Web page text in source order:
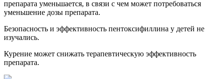
препарата уменьшается, в связи с чем может потребоваться
уменьшение дозы препарата.
Безопасность и эффективность пентоксифиллина у детей не
изучались.
Курение может снижать терапевтическую эффективность
препарата.